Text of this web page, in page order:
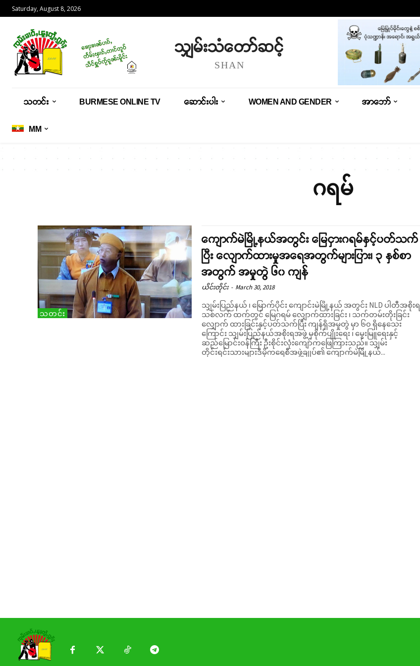
Saturday, August 8, 2026
သျှမ်းသံတော်ဆင့်
SHAN
သတင်း BURMESE ONLINE TV ဆောင်းပါး WOMEN AND GENDER အာဘော်
MM
ဂရမ်
သတင်း
ကျောက်မဲမြို့နယ်အတွင်း မြေငှားဂရမ်နှင့်ပတ်သက်
ပြီး လျောက်ထားမှုအရေအတွက်များပြား၊ ၃ နှစ်စာ
အတွက် အမှုတွဲ ၆၀ ကျန်
ယိင်းတိုင်း - March 30, 2018
သျှမ်းပြည်နယ် ၊ မြောက်ပိုင်း ကျောင်းမဲမြို့နယ် အတွင်း NLD ပါတီအစိုးရ
သစ်လက် ထက်တွင် မြေဂရမ် လျှောက်ထားခြင်း ၊ သက်တမ်းတိုးခြင်း
လျှောက် ထားခြင်းနှင့်ပတ်သက်ပြီး ကျန်ရှိအမှုတွဲ မှာ ၆၀ ရှိနေသေး
ကြောင်း သျှမ်းပြည်နယ်အစိုးရအဖွဲ့ မှစိုက်ပျိုးရေး ၊ မွေးမြူရေးနှင့်
ဆည်မြောင်းဝန်ကြီး ဦးစိုင်းလုံးကျော်ကဖြေကြားသည်။ သျှမ်း
တိုင်းရင်းသားများဒီမိုကရေစီအဖွဲ့ချုပ်၏ ကျောက်မဲမြို့နယ်...